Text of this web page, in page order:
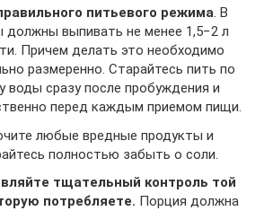
питьевого режима. В
должны выпивать не менее 1,5−2 л
Причем делать это необходимо
размеренно. Старайтесь пить по
воды сразу после пробуждения и
перед каждым приемом пищи.
любые вредные продукты и
полностью забыть о соли.
тщательный контроль той
потребляете. Порция должна